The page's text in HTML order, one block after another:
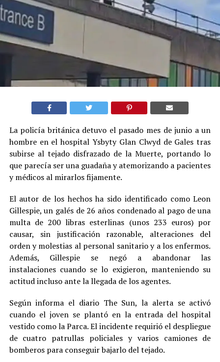
La policía británica detuvo el pasado mes de junio a un
hombre en el hospital Ysbyty Glan Clwyd de Gales tras
subirse al tejado disfrazado de la Muerte, portando lo
que parecía ser una guadaña y atemorizando a pacientes
y médicos al mirarlos fijamente.
El autor de los hechos ha sido identificado como Leon
Gillespie, un galés de 26 años condenado al pago de una
multa de 200 libras esterlinas (unos 233 euros) por
causar, sin justificación razonable, alteraciones del
orden y molestias al personal sanitario y a los enfermos.
Además, Gillespie se negó a abandonar las
instalaciones cuando se lo exigieron, manteniendo su
actitud incluso ante la llegada de los agentes.
Según informa el diario The Sun, la alerta se activó
cuando el joven se plantó en la entrada del hospital
vestido como la Parca. El incidente requirió el despliegue
de cuatro patrullas policiales y varios camiones de
bomberos para conseguir bajarlo del tejado.